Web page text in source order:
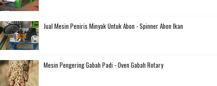
Jual Mesin Peniris Minyak Untuk Abon - Spinner Abon Ikan
Mesin Pengering Gabah Padi - Oven Gabah Rotary